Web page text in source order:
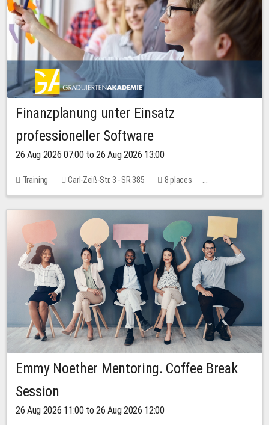
Finanzplanung unter Einsatz
professioneller Software
26 Aug 2026 07:00 to 26 Aug 2026 13:00
Training Carl-Zeiß-Str. 3 - SR 385
8 places
20.00 EUR
Emmy Noether Mentoring. Coffee Break
Session
26 Aug 2026 11:00 to 26 Aug 2026 12:00